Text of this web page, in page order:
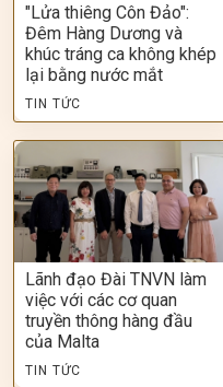
"Lửa thiêng Côn Đảo":
Đêm Hàng Dương và
khúc tráng ca không khép
lại bằng nước mắt
TIN TỨC
Lãnh đạo Đài TNVN làm
việc với các cơ quan
truyền thông hàng đầu
của Malta
TIN TỨC